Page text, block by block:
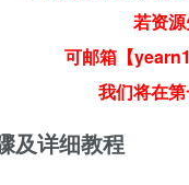
若资
可邮箱【
我们将在
及详细教程